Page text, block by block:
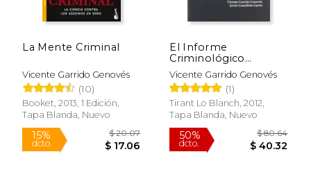
40% 15%
La Mente Criminal
Vicente Garrido Genovés
(10)
Booket, 2013, 1 Edición,
Tapa Blanda, Nuevo
El Informe
Criminológico
Forense
Vicente Garrido Genovés
(1)
Tirant Lo Blanch, 2012,
Tapa Blanda, Nuevo